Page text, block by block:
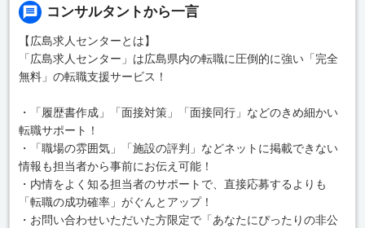
コンサルタントから一言
【広島求人センターとは】
「広島求人センター」は広島県内の転職に圧倒的に強い「完全
無料」の転職支援サービス！
・「履歴書作成」「面接対策」「面接同行」などのきめ細かい
転職サポート！
・「職場の雰囲気」「施設の評判」などネットに掲載できない
情報も担当者から事前にお伝え可能！
・内情をよく知る担当者のサポートで、直接応募するよりも
「転職の成功確率」がぐんとアップ！
・お問い合わせいただいた方限定で「あなたにぴったりの非公